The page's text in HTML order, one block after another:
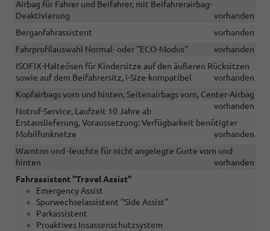
Airbag für Fahrer und Beifahrer, mit Beifahrerairbag-
Deaktivierung
vorhanden
Berganfahrassistent
vorhanden
Fahrprofilauswahl Normal- oder ''ECO-Modus''
vorhanden
ISOFIX-Halteösen für Kindersitze auf den äußeren Rücksitzen
sowie auf dem Beifahrersitz, i-Size-kompatibel
vorhanden
Kopfairbags vorn und hinten, Seitenairbags vorn, Center-Airbag
vorhanden
Notruf-Service, Laufzeit 10 Jahre ab
Erstauslieferung, Voraussetzung: Verfügbarkeit benötigter
Mobilfunknetze
vorhanden
Warnton und -leuchte für nicht angelegte Gurte vorn und
hinten
vorhanden
Fahrassistent ''Travel Assist''
Emergency Assist
Spurwechselassistent ''Side Assist''
Parkassistent
Proaktives Insassenschutzsystem